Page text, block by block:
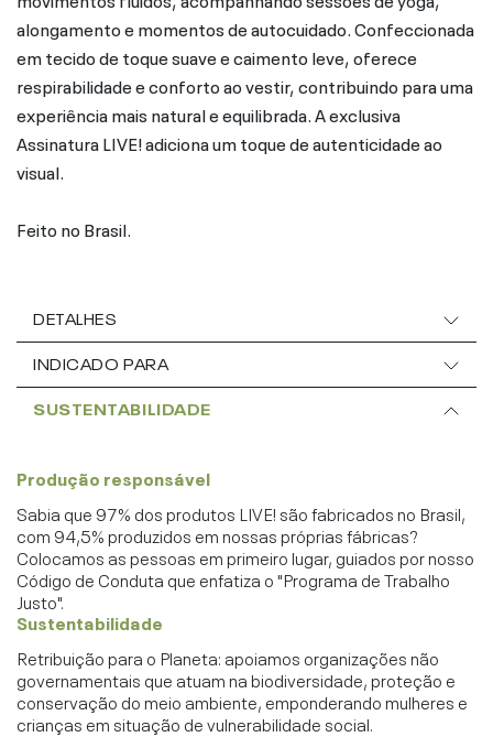
alongamento e momentos de autocuidado. Confeccionada
em tecido de toque suave e caimento leve, oferece
respirabilidade e conforto ao vestir, contribuindo para uma
experiência mais natural e equilibrada. A exclusiva
Assinatura LIVE! adiciona um toque de autenticidade ao
visual.
Feito no Brasil.
DETALHES
INDICADO PARA
SUSTENTABILIDADE
Produção responsável
Sabia que 97% dos produtos LIVE! são fabricados no Brasil,
com 94,5% produzidos em nossas próprias fábricas?
Colocamos as pessoas em primeiro lugar, guiados por nosso
Código de Conduta que enfatiza o "Programa de Trabalho
Justo".
Sustentabilidade
Retribuição para o Planeta: apoiamos organizações não
governamentais que atuam na biodiversidade, proteção e
conservação do meio ambiente, emponderando mulheres e
crianças em situação de vulnerabilidade social.